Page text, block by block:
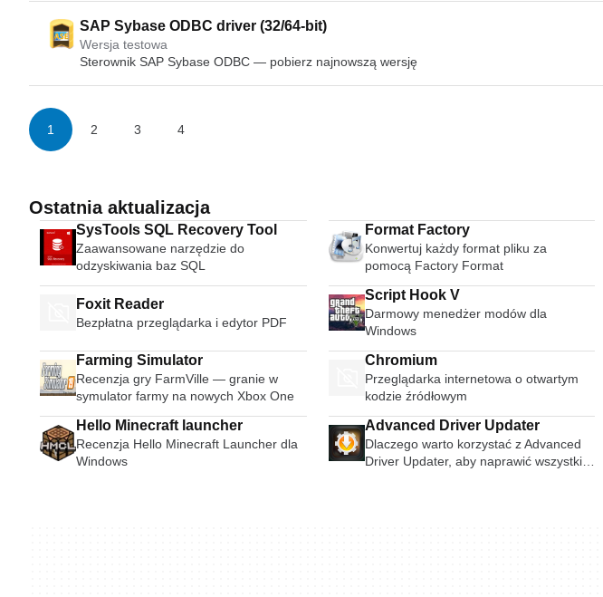
SAP Sybase ODBC driver (32/64-bit)
Wersja testowa
Sterownik SAP Sybase ODBC — pobierz najnowszą wersję
1 2 3 4
Ostatnia aktualizacja
SysTools SQL Recovery Tool
Zaawansowane narzędzie do
odzyskiwania baz SQL
Format Factory
Konwertuj każdy format pliku za
pomocą Factory Format
Foxit Reader
Bezpłatna przeglądarka i edytor PDF
Script Hook V
Darmowy menedżer modów dla
Windows
Farming Simulator
Recenzja gry FarmVille — granie w
symulator farmy na nowych Xbox One
Chromium
Przeglądarka internetowa o otwartym
kodzie źródłowym
Hello Minecraft launcher
Recenzja Hello Minecraft Launcher dla
Windows
Advanced Driver Updater
Dlaczego warto korzystać z Advanced
Driver Updater, aby naprawić wszystkie